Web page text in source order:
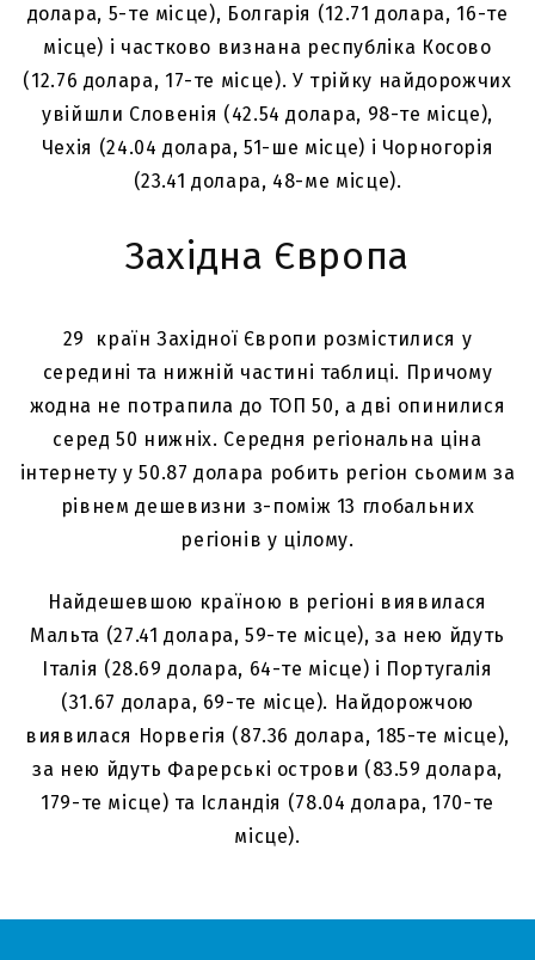
долара, 5-те місце), Болгарія (12.71 долара, 16-те
місце) і частково визнана республіка Косово
(12.76 долара, 17-те місце). У трійку найдорожчих
увійшли Словенія (42.54 долара, 98-те місце),
Чехія (24.04 долара, 51-ше місце) і Чорногорія
(23.41 долара, 48-ме місце).
Західна Європа
29 країн Західної Європи розмістилися у
середині та нижній частині таблиці. Причому
жодна не потрапила до ТОП 50, а дві опинилися
серед 50 нижніх. Середня регіональна ціна
інтернету у 50.87 долара робить регіон сьомим за
рівнем дешевизни з-поміж 13 глобальних
регіонів у цілому.
Найдешевшою країною в регіоні виявилася
Мальта (27.41 долара, 59-те місце), за нею йдуть
Італія (28.69 долара, 64-те місце) і Португалія
(31.67 долара, 69-те місце). Найдорожчою
виявилася Норвегія (87.36 долара, 185-те місце),
за нею йдуть Фарерські острови (83.59 долара,
179-те місце) та Ісландія (78.04 долара, 170-те
місце).